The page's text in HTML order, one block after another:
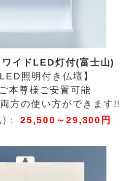
ワイドLED灯付(富士山)
照明付き仏壇】
本尊様ご安置可能
方の使い方ができます!!
)：25,500～29,300円